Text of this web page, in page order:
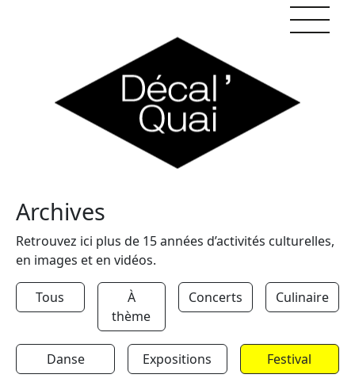
Archives
Retrouvez ici plus de 15 années d’activités culturelles,
en images et en vidéos.
Tous
À
thème
Concerts Culinaire
Danse Expositions Festival